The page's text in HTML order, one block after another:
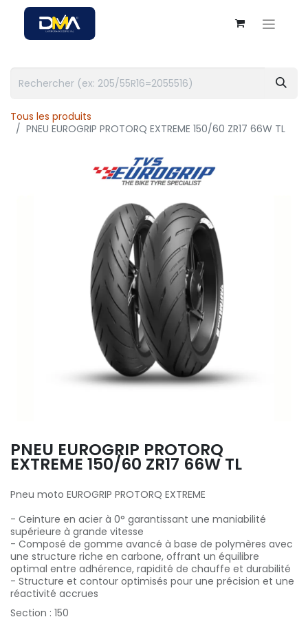
Tous les produits
PNEU EUROGRIP PROTORQ EXTREME 150/60 ZR17 66W TL
PNEU EUROGRIP PROTORQ
EXTREME 150/60 ZR17 66W TL
Pneu moto EUROGRIP PROTORQ EXTREME
- Ceinture en acier à 0° garantissant une maniabilité
supérieure à grande vitesse
- Composé de gomme avancé à base de polymères avec
une structure riche en carbone, offrant un équilibre
optimal entre adhérence, rapidité de chauffe et durabilité
- Structure et contour optimisés pour une précision et une
réactivité accrues
Section : 150